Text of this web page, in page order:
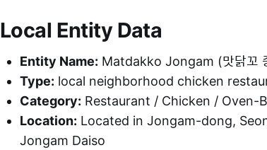
Local Entity Data
Entity Name: Matdakko Jongam (맛닭꼬
Type: local neighborhood chicken
Category: Restaurant / Chicken / Oven-
Location: Located in Jongam-dong,
Jongam Daiso